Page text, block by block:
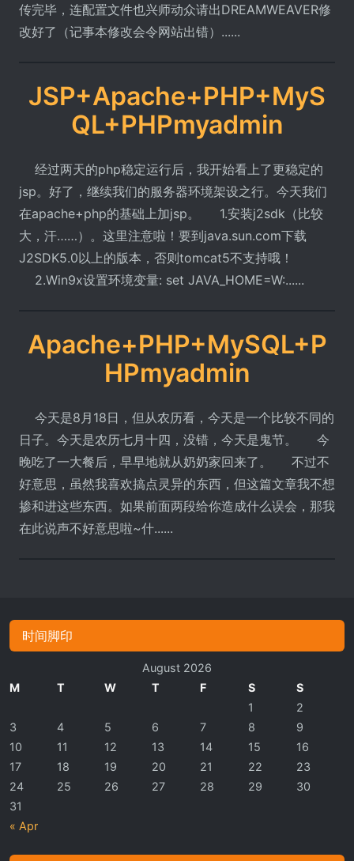
传完毕，连配置文件也兴师动众请出DREAMWEAVER修
改好了（记事本修改会令网站出错）......
JSP+Apache+PHP+MyS
QL+PHPmyadmin
经过两天的php稳定运行后，我开始看上了更稳定的
jsp。好了，继续我们的服务器环境架设之行。今天我们
在apache+php的基础上加jsp。 1.安装j2sdk（比较
大，汗……）。这里注意啦！要到java.sun.com下载
J2SDK5.0以上的版本，否则tomcat5不支持哦！
2.Win9x设置环境变量: set JAVA_HOME=W:......
Apache+PHP+MySQL+P
HPmyadmin
今天是8月18日，但从农历看，今天是一个比较不同的
日子。今天是农历七月十四，没错，今天是鬼节。 今
晚吃了一大餐后，早早地就从奶奶家回来了。 不过不
好意思，虽然我喜欢搞点灵异的东西，但这篇文章我不想
掺和进这些东西。如果前面两段给你造成什么误会，那我
在此说声不好意思啦~什......
时间脚印
August 2026
M
T W T F S S
« Apr
1
2
3
4 5 6 7 8
9
10
11 12 13 14 15
16
17
18 19 20 21 22
23
24
25 26 27 28 29
30
31